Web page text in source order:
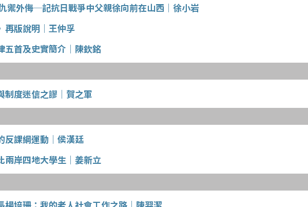
禦外侮─記抗日戰爭中父親徐向前在山西｜徐小岩
再版說明｜王仲孚
五首及史實簡介｜陳欽銘
制度迷信之謬｜賀之軍
反課綱運動｜侯漢廷
兩岸四地大學生｜姜新立